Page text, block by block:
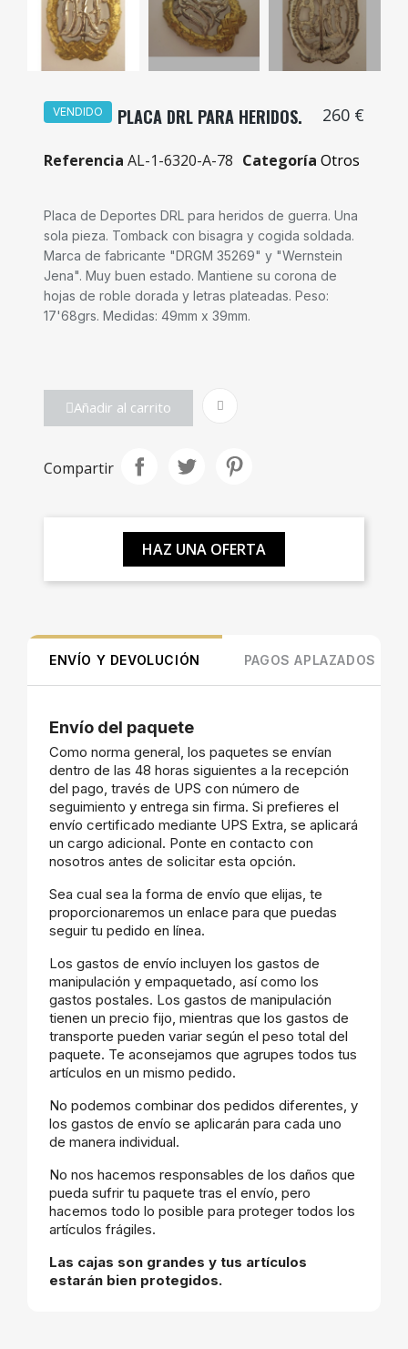
VENDIDO PLACA DRL PARA HERIDOS. 260 €
Referencia AL-1-6320-A-78 Categoría Otros
Placa de Deportes DRL para heridos de guerra. Una
sola pieza. Tomback con bisagra y cogida soldada.
Marca de fabricante "DRGM 35269" y "Wernstein
Jena". Muy buen estado. Mantiene su corona de
hojas de roble dorada y letras plateadas. Peso:
17'68grs. Medidas: 49mm x 39mm.
Añadir al carrito
Compartir
HAZ UNA OFERTA
ENVÍO Y DEVOLUCIÓN PAGOS APLAZADOS
Envío del paquete
Como norma general, los paquetes se envían
dentro de las 48 horas siguientes a la recepción
del pago, través de UPS con número de
seguimiento y entrega sin firma. Si prefieres el
envío certificado mediante UPS Extra, se aplicará
un cargo adicional. Ponte en contacto con
nosotros antes de solicitar esta opción.
Sea cual sea la forma de envío que elijas, te
proporcionaremos un enlace para que puedas
seguir tu pedido en línea.
Los gastos de envío incluyen los gastos de
manipulación y empaquetado, así como los
gastos postales. Los gastos de manipulación
tienen un precio fijo, mientras que los gastos de
transporte pueden variar según el peso total del
paquete. Te aconsejamos que agrupes todos tus
artículos en un mismo pedido.
No podemos combinar dos pedidos diferentes, y
los gastos de envío se aplicarán para cada uno
de manera individual.
No nos hacemos responsables de los daños que
pueda sufrir tu paquete tras el envío, pero
hacemos todo lo posible para proteger todos los
artículos frágiles.
Las cajas son grandes y tus artículos
estarán bien protegidos.